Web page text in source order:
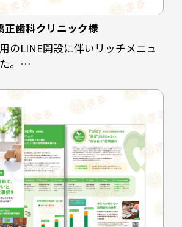
正歯科クリニック様
のLINE開設に伴いリッチメニュ
。
約に抵抗のある方に対して予約
ことが目的です。
することで患者様にも予約可能な
ーズにし、ホームページや
報発信の場も見ていただけるよう
す。
清長 ＞＞